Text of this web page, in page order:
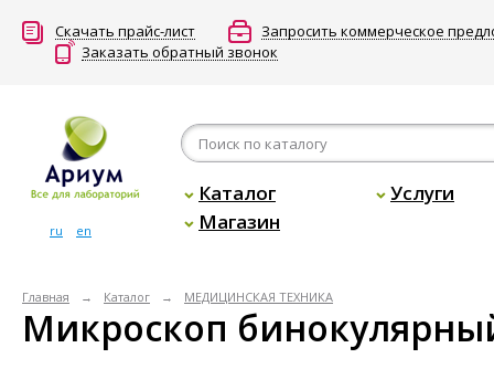
Скачать прайс-лист
Запросить коммерческое
Заказать обратный звонок
ru en
Каталог
Услуги
Магазин
Главная Каталог МЕДИЦИНСКАЯ ТЕХНИКА
Микроскоп